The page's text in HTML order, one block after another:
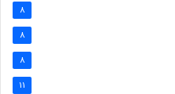
8
8
8
11